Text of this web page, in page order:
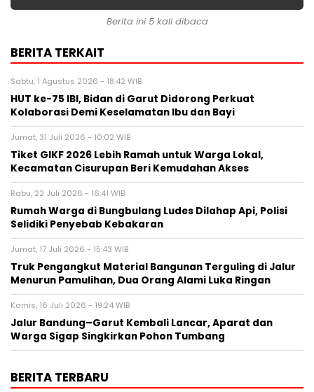
Berita ini 5 kali dibaca
BERITA TERKAIT
Sabtu, 1 Agustus 2026 - 18:42 WIB
HUT ke-75 IBI, Bidan di Garut Didorong Perkuat
Kolaborasi Demi Keselamatan Ibu dan Bayi
Jumat, 31 Juli 2026 - 10:02 WIB
Tiket GIKF 2026 Lebih Ramah untuk Warga Lokal,
Kecamatan Cisurupan Beri Kemudahan Akses
Rabu, 22 Juli 2026 - 16:41 WIB
Rumah Warga di Bungbulang Ludes Dilahap Api, Polisi
Selidiki Penyebab Kebakaran
Jumat, 17 Juli 2026 - 15:43 WIB
Truk Pengangkut Material Bangunan Terguling di Jalur
Menurun Pamulihan, Dua Orang Alami Luka Ringan
Kamis, 16 Juli 2026 - 19:24 WIB
Jalur Bandung–Garut Kembali Lancar, Aparat dan
Warga Sigap Singkirkan Pohon Tumbang
BERITA TERBARU